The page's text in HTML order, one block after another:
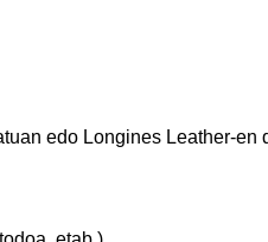
edo Longines Leather-